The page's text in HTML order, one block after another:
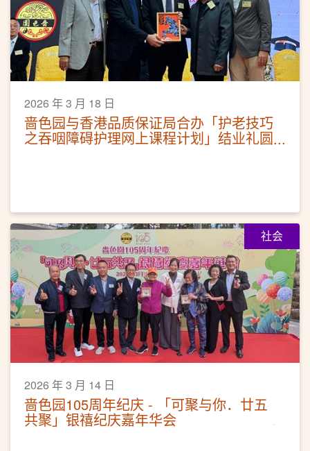
2026 年 3 月 18 日
啬色园与香港品质保证局合办「护老技巧
之吞咽障碍护理网上课程计划」结业礼圆
社会
2026 年 3 月 14 日
啬色园105周年纪庆 - 「可聚与你．廿五
共聚」银禧纪庆嘉年华会